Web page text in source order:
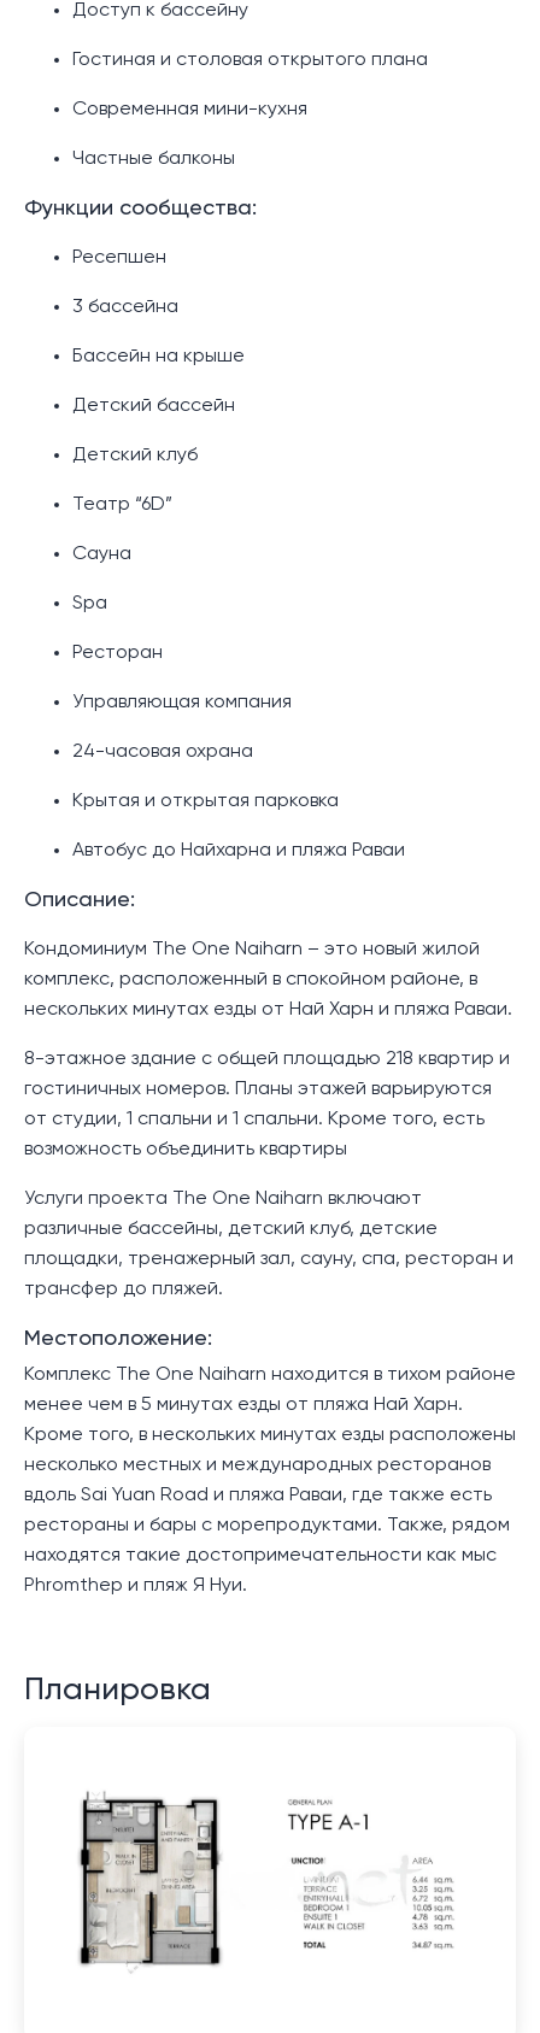
Доступ к бассейну
Гостиная и столовая открытого плана
Современная мини-кухня
Частные балконы
Функции сообщества:
Ресепшен
3 бассейна
Бассейн на крыше
Детский бассейн
Детский клуб
Театр “6D”
Сауна
Spa
Ресторан
Управляющая компания
24-часовая охрана
Крытая и открытая парковка
Автобус до Найхарна и пляжа Раваи
Описание:
Кондоминиум The One Naiharn – это новый жилой
комплекс, расположенный в спокойном районе, в
нескольких минутах езды от Най Харн и пляжа Раваи.
8-этажное здание с общей площадью 218 квартир и
гостиничных номеров. Планы этажей варьируются
от студии, 1 спальни и 1 спальни. Кроме того, есть
возможность объединить квартиры
Услуги проекта The One Naiharn включают
различные бассейны, детский клуб, детские
площадки, тренажерный зал, сауну, спа, ресторан и
трансфер до пляжей.
Местоположение:
Комплекс The One Naiharn находится в тихом районе
менее чем в 5 минутах езды от пляжа Най Харн.
Кроме того, в нескольких минутах езды расположены
несколько местных и международных ресторанов
вдоль Sai Yuan Road и пляжа Раваи, где также есть
рестораны и бары с морепродуктами. Также, рядом
находятся такие достопримечательности как мыс
Phromthep и пляж Я Нуи.
Планировка